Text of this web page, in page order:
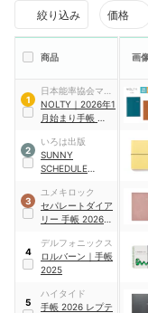
絞り込み 価格
商品 画
1
日本能率協会マネ
ジメントセンター
NOLTY ｜ 2026年1
月始まり手帳 アク
月曜始まり
6473
2
いろは出版
SUNNY
SCHEDULE
手帳 スタンダード
カバー｜lsm
3
ユメキロック
セパレートダイア
リー 手帳 2026 1
4
デルフォニックス
ロルバーン ｜ 手帳
2025
5
ハイタイド
手帳 2026 レプテ